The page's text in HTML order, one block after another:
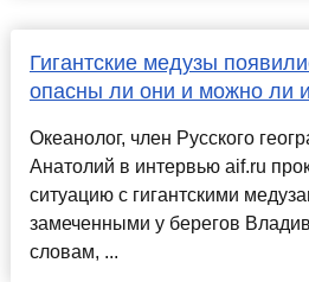
Гигантские медузы
опасны ли они и можно ли
Океанолог, член Русского
Анатолий в интервью aif.ru
ситуацию с гигантскими
замеченными у берегов
словам, ...